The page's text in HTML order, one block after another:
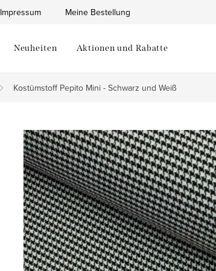
Impressum Meine Bestellung
Neuheiten Aktionen und Rabatte
Kostümstoff Pepito Mini - Schwarz und Weiß